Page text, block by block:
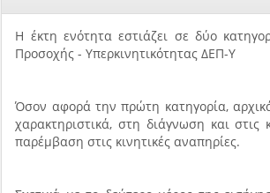
Η έκτη ενότητα εστιάζει σε δύο
Προσοχής - Υπερκινητικότητας ΔΕΠ-Υ
Όσον αφορά την πρώτη κατηγορία,
χαρακτηριστικά, στη διάγνωση και
παρέμβαση στις κινητικές αναπηρίες.